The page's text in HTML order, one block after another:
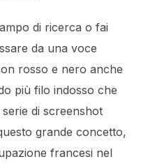
di ricerca o fai
da una voce
rosso e nero anche
più filo indosso che
di screenshot
grande concetto,
francesi nel